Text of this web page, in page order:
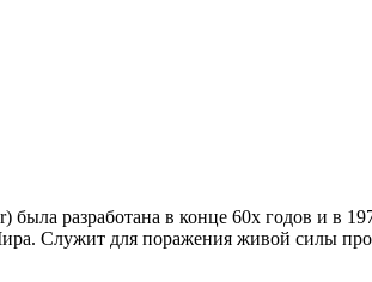
разработана в конце 60х годов и в
Служит для поражения живой силы